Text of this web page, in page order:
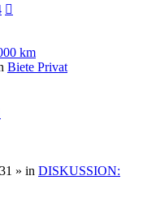
km
Biete Privat
» in DISKUSSION: